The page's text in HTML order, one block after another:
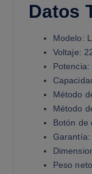
Datos
Modelo:
Voltaje:
Método
Método
Botón de
Garantía:
Peso